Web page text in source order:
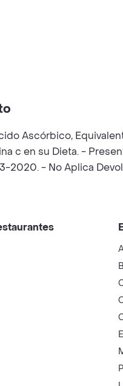
Ascórbico,
c en su Dieta. -
2020. - No Aplica